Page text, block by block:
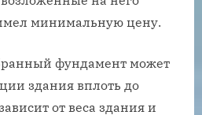
минимальную цену.
фундамент может
здания вплоть до
от веса здания и